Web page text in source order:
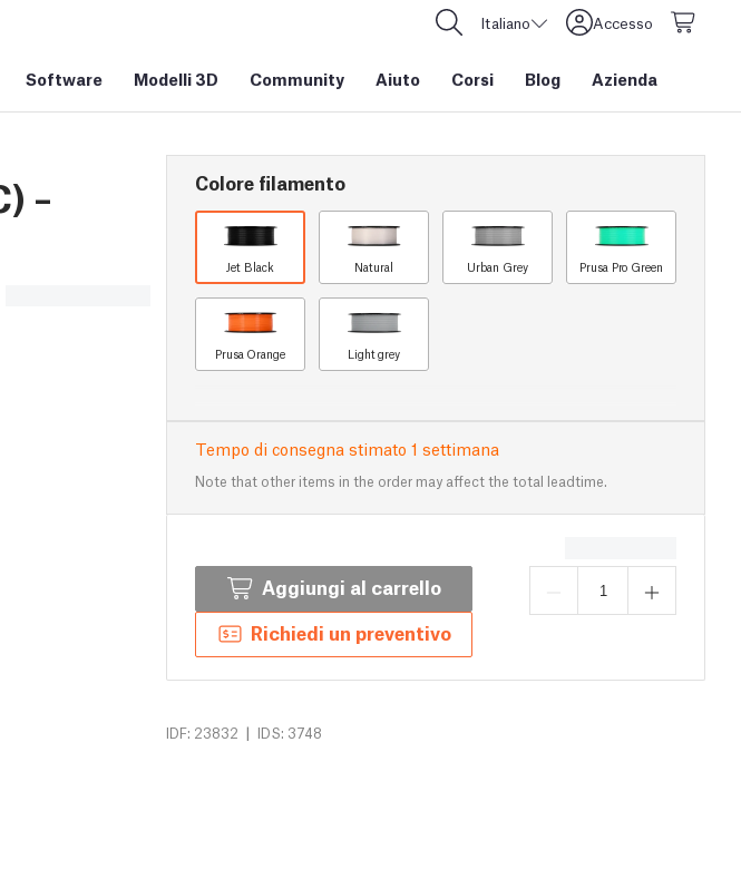
Italiano Accesso
Software Modelli 3D Community Aiuto Corsi Blog Azienda
–
Colore filamento
Jet Black Natural Urban Grey Prusa Pro Green
Prusa Orange Light grey
Tempo di consegna stimato 1 settimana
Note that other items in the order may affect the total leadtime.
Aggiungi al carrello
Richiedi un preventivo
IDF: 23832 | IDS: 3748